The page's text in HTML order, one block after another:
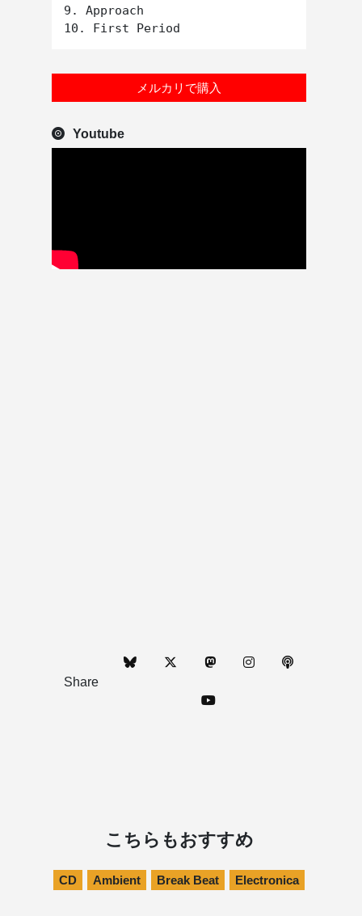
9. Approach
メルカリで購入
Youtube
Share
こちらもおすすめ
CD Ambient Break Beat Electronica